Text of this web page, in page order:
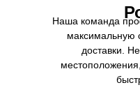
Наша команда
максимальную
доставки.